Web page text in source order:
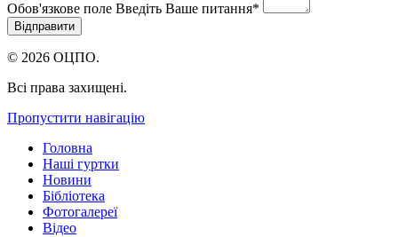
Обов'язкове поле Введіть Ваше питання*
© 2026 ОЦПО.
Всі права захищені.
Пропустити навігацію
Головна
Наші гуртки
Новини
Бібліотека
Фотогалереї
Відео